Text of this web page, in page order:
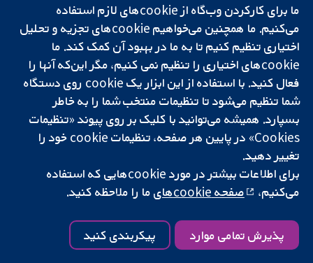
تحقیقات قابل
اعتماد.
تصمیم‌گیری آگاهانه.
سلامت بهتر.
لندن
W1G 0AN
بریتانیا
دفتر رسانه‌ای
درباره ما
فرصت‌های
شغلی
Cochrane
Library
شبکه همکاری کاکرین، یک مؤسسه خیریه (شماره 1045921) و یک شرکت با
و ولز است. شماره ثبت مالیات بر ارزش افزوده: GB 718 2127 49.
کپی‌رایت © ۲۰۲۵ همکاری کاکرین
شرایط و ضوابط وب‌سایت|سلب مسئولیت|حریم خصوصی
کوکی‌ها| تنظیمات کوکی
ما برای کارکردن وب‌گاه از cookie‌های لازم استفاده
می‌کنیم. ما همچنین می‌خواهیم cookie‌های تجزیه و تحلیل
اختیاری تنظیم کنیم تا به ما در بهبود آن کمک کند. ما
cookie‌های اختیاری را تنظیم نمی کنیم، مگر این‌که آنها را
فعال کنید. با استفاده از این ابزار یک cookie‌ روی دستگاه
شما تنظیم می‌شود تا تنظیمات منتخب شما را به خاطر
بسپارد. همیشه می‌توانید با کلیک بر روی پیوند «تنظیمات
Cookies» در پایین هر صفحه، تنظیمات cookie‌ خود را
تغییر دهید.
برای اطلاعات بیشتر در مورد cookie‌هایی که استفاده
می‌کنیم،
صفحه cookie‌های ما را ملاحظه کنید.
پذیرش تمامی موارد پیکربندی کنید